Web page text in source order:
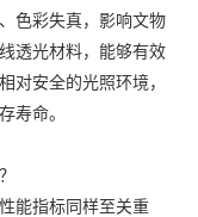
色彩失真，影响文物
透光材料，能够有效
对安全的光照环境，
寿命。
能指标同样至关重